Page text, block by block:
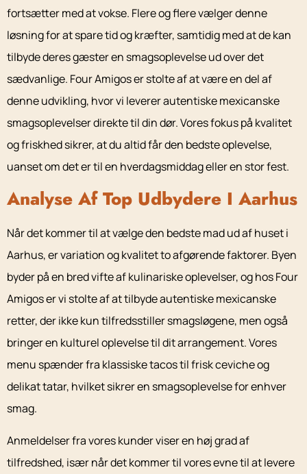
fortsætter med at vokse. Flere og flere vælger denne
løsning for at spare tid og kræfter, samtidig med at de kan
tilbyde deres gæster en smagsoplevelse ud over det
sædvanlige. Four Amigos er stolte af at være en del af
denne udvikling, hvor vi leverer autentiske mexicanske
smagsoplevelser direkte til din dør. Vores fokus på kvalitet
og friskhed sikrer, at du altid får den bedste oplevelse,
uanset om det er til en hverdagsmiddag eller en stor fest.
Analyse Af Top Udbydere I Aarhus
Når det kommer til at vælge den bedste mad ud af huset i
Aarhus, er variation og kvalitet to afgørende faktorer. Byen
byder på en bred vifte af kulinariske oplevelser, og hos Four
Amigos er vi stolte af at tilbyde autentiske mexicanske
retter, der ikke kun tilfredsstiller smagsløgene, men også
bringer en kulturel oplevelse til dit arrangement. Vores
menu spænder fra klassiske tacos til frisk ceviche og
delikat tatar, hvilket sikrer en smagsoplevelse for enhver
smag.
Anmeldelser fra vores kunder viser en høj grad af
tilfredshed, især når det kommer til vores evne til at levere